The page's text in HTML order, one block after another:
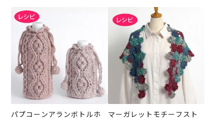
パプコーンアランボトルホ
マーガレットモチーフスト